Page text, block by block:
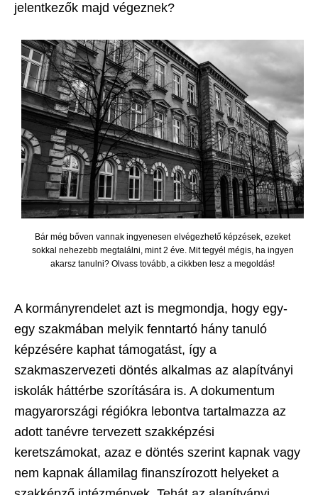
jelentkezők majd végeznek?
Bár még bőven vannak ingyenesen elvégezhető képzések, ezeket
sokkal nehezebb megtalálni, mint 2 éve. Mit tegyél mégis, ha ingyen
akarsz tanulni? Olvass tovább, a cikkben lesz a megoldás!
A kormányrendelet azt is megmondja, hogy egy-
egy szakmában melyik fenntartó hány tanuló
képzésére kaphat támogatást, így a
szakmaszervezeti döntés alkalmas az alapítványi
iskolák háttérbe szorítására is. A dokumentum
magyarországi régiókra lebontva tartalmazza az
adott tanévre tervezett szakképzési
keretszámokat, azaz e döntés szerint kapnak vagy
nem kapnak államilag finanszírozott helyeket a